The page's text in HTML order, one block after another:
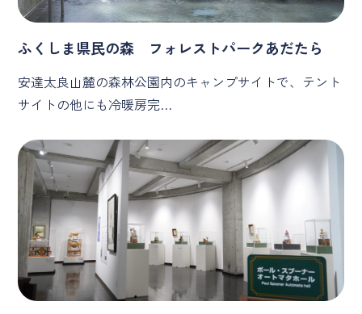
ふくしま県民の森 フォレストパークあだたら
安達太良山麓の森林公園内のキャンプサイトで、テント
サイトの他にも冷暖房完…